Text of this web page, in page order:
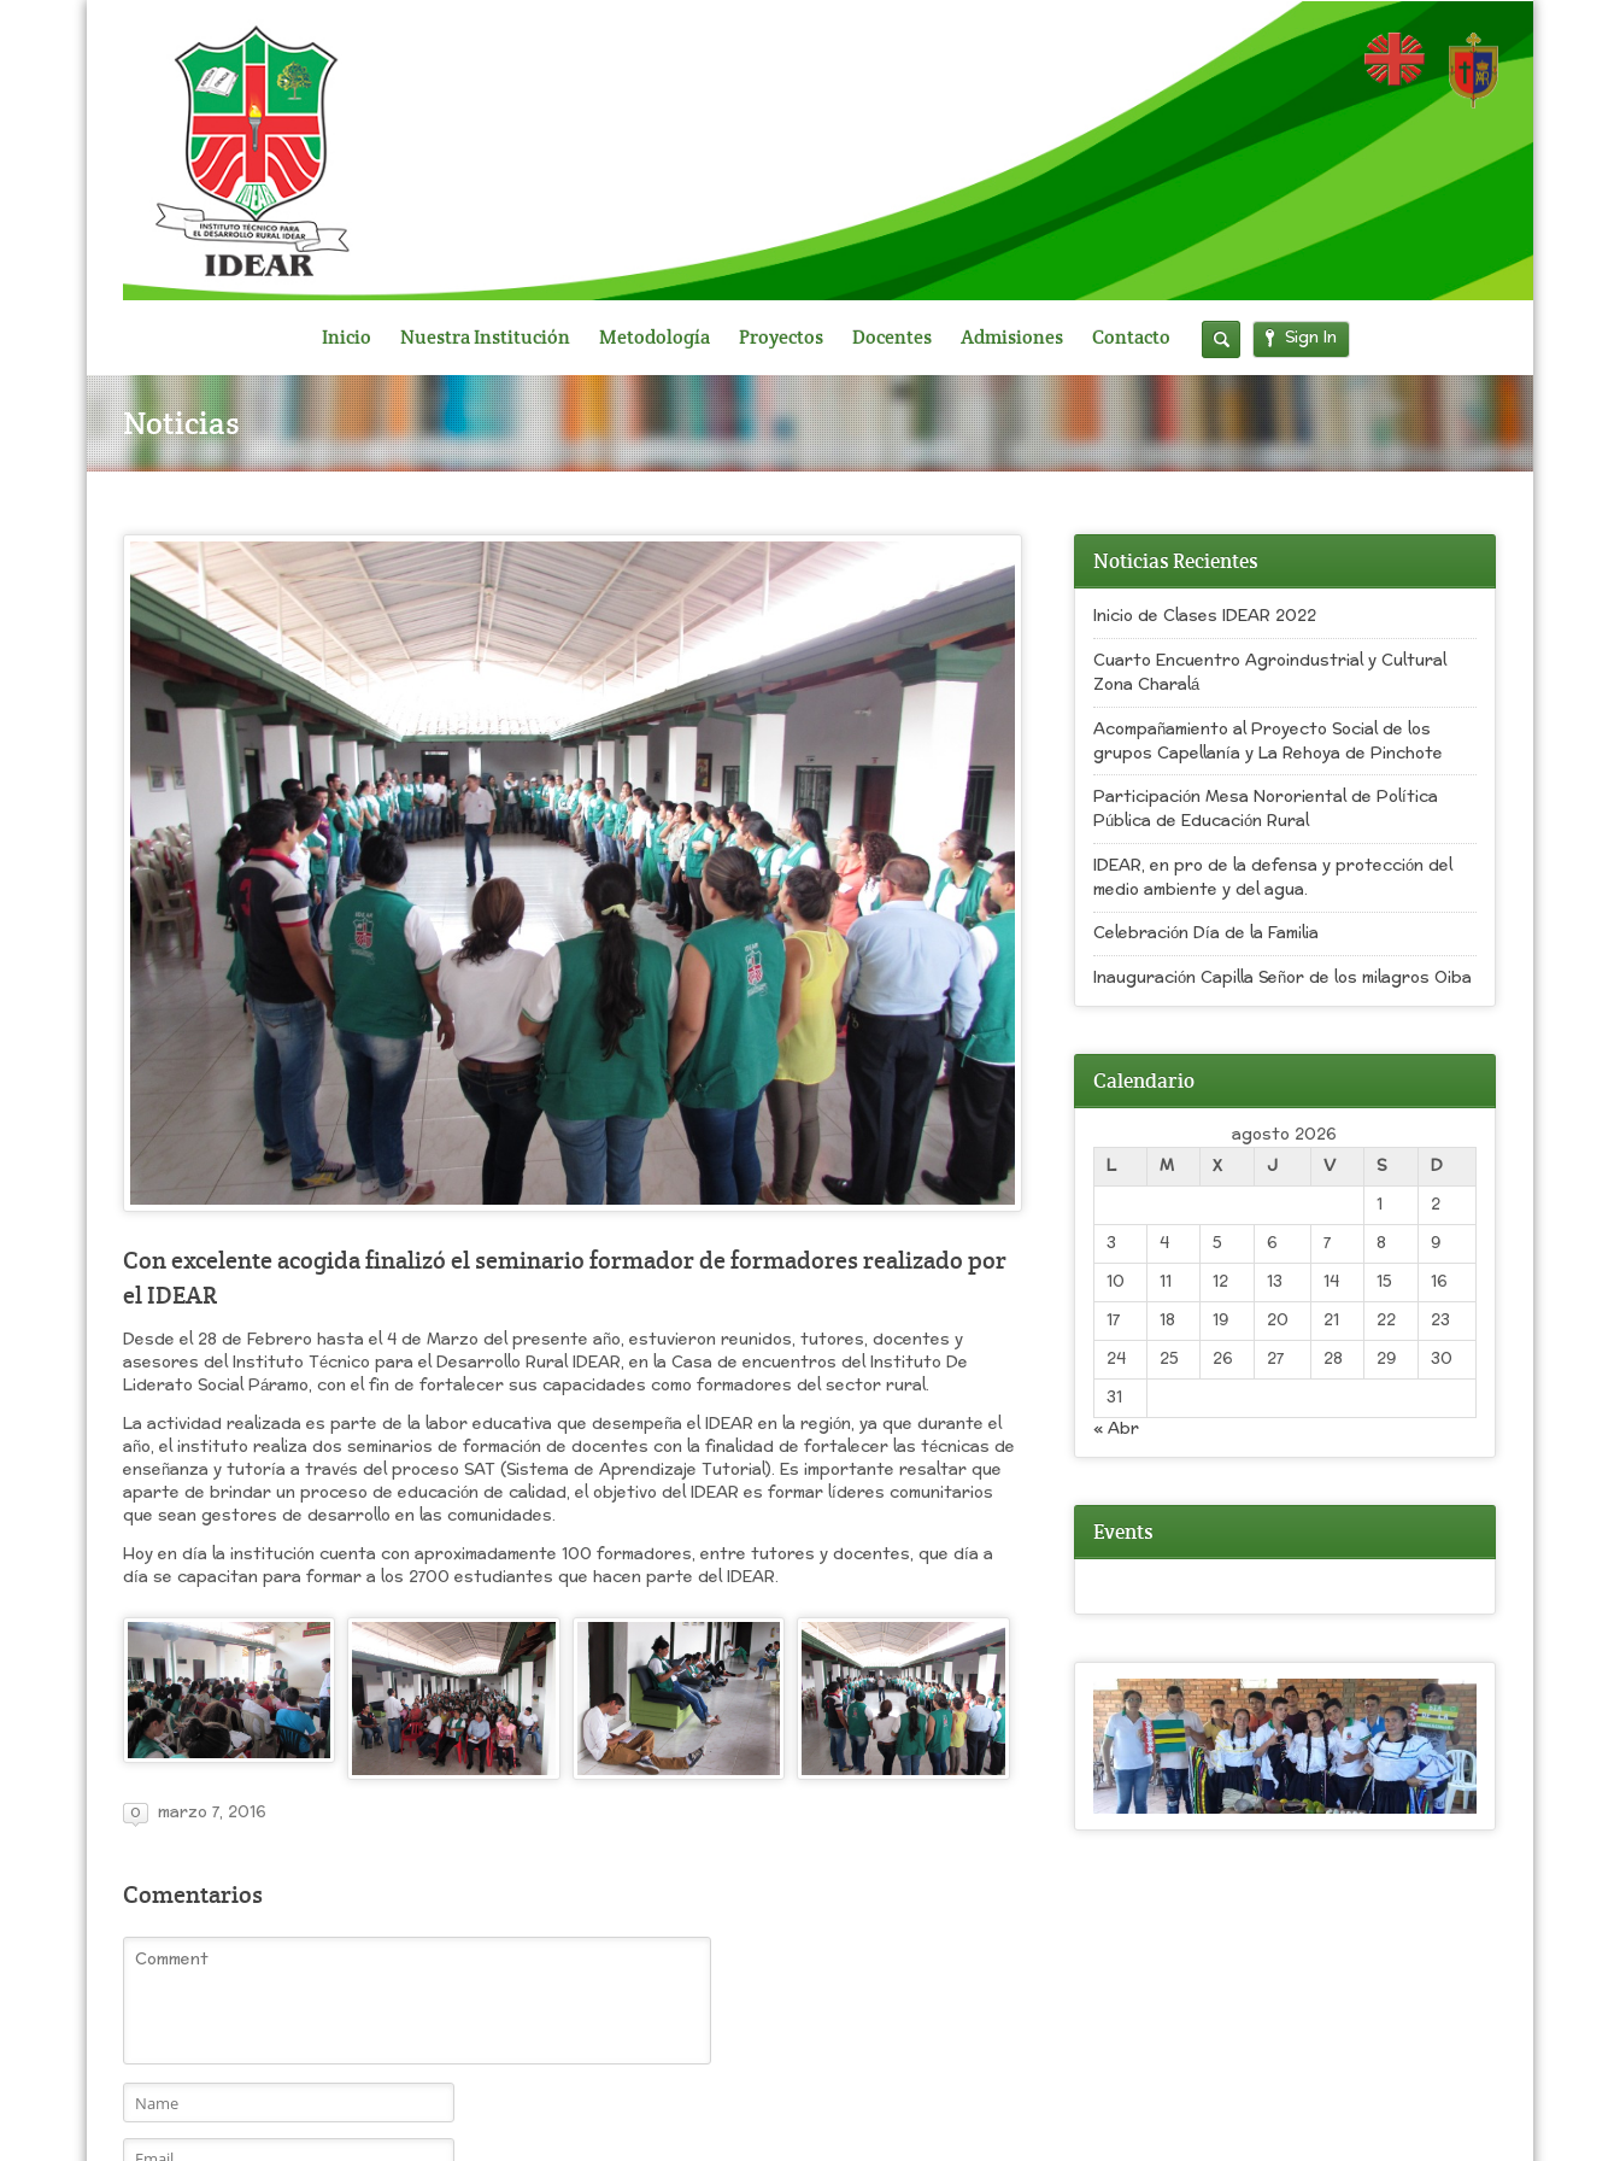
Inicio Nuestra Institución Metodología Proyectos Docentes Admisiones Contacto Sign In
Noticias
Con excelente acogida finalizó el seminario formador de formadores realizado por
el IDEAR
Desde el 28 de Febrero hasta el 4 de Marzo del presente año, estuvieron reunidos, tutores, docentes y
asesores del Instituto Técnico para el Desarrollo Rural IDEAR, en la Casa de encuentros del Instituto De
Liderato Social Páramo, con el fin de fortalecer sus capacidades como formadores del sector rural.
La actividad realizada es parte de la labor educativa que desempeña el IDEAR en la región, ya que durante el
año, el instituto realiza dos seminarios de formación de docentes con la finalidad de fortalecer las técnicas de
enseñanza y tutoría a través del proceso SAT (Sistema de Aprendizaje Tutorial). Es importante resaltar que
aparte de brindar un proceso de educación de calidad, el objetivo del IDEAR es formar líderes comunitarios
que sean gestores de desarrollo en las comunidades.
Hoy en día la institución cuenta con aproximadamente 100 formadores, entre tutores y docentes, que día a
día se capacitan para formar a los 2700 estudiantes que hacen parte del IDEAR.
0 marzo 7, 2016
Comentarios
Noticias Recientes
Inicio de Clases IDEAR 2022
Cuarto Encuentro Agroindustrial y Cultural
Zona Charalá
Acompañamiento al Proyecto Social de los
grupos Capellanía y La Rehoya de Pinchote
Participación Mesa Nororiental de Política
Pública de Educación Rural
IDEAR, en pro de la defensa y protección del
medio ambiente y del agua.
Celebración Día de la Familia
Inauguración Capilla Señor de los milagros Oiba
Calendario
agosto 2026
L
M X J V S
D
1
2
3
4 5 6 7 8
9
10
11 12 13 14 15
16
17
18 19 20 21 22
23
24
25 26 27 28 29
30
31
« Abr
Events